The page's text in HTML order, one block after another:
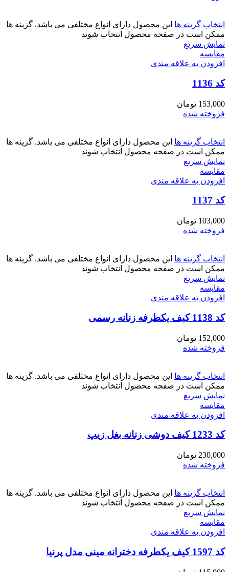
انتخاب گزینه ها این محصول دارای انواع مختلفی می باشد. گزینه ها
ممکن است در صفحه محصول انتخاب شوند
نمایش سریع
مقايسه
افزودن به علاقه مندی
کد 1136
153,000 تومان
فروخته شده
انتخاب گزینه ها این محصول دارای انواع مختلفی می باشد. گزینه ها
ممکن است در صفحه محصول انتخاب شوند
نمایش سریع
مقايسه
افزودن به علاقه مندی
کد 1137
103,000 تومان
فروخته شده
انتخاب گزینه ها این محصول دارای انواع مختلفی می باشد. گزینه ها
ممکن است در صفحه محصول انتخاب شوند
نمایش سریع
مقايسه
افزودن به علاقه مندی
کد 1138 کیف یکطرفه زنانه رسمی
152,000 تومان
فروخته شده
انتخاب گزینه ها این محصول دارای انواع مختلفی می باشد. گزینه ها
ممکن است در صفحه محصول انتخاب شوند
نمایش سریع
مقايسه
افزودن به علاقه مندی
کد 1233 کیف دوشی زنانه بغل زیپ
230,000 تومان
فروخته شده
انتخاب گزینه ها این محصول دارای انواع مختلفی می باشد. گزینه ها
ممکن است در صفحه محصول انتخاب شوند
نمایش سریع
مقايسه
افزودن به علاقه مندی
کد 1597 کیف یکطرفه دخترانه مینی مدل پرنیا